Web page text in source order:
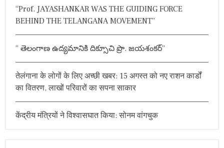
H
H
“Prof. JAYASHANKAR WAS THE GUIDING FORCE
BEHIND THE TELANGANA MOVEMENT”
” తెలంగాణ ఉద్యమానికి దిక్సూచి ప్రొ. జయశంకర్”
तेलंगाना के लोगों के लिए अच्छी खबर: 15 अगस्त को नए राशन कार्डों
का वितरण, लाखों परिवारों का सपना साकार
केंद्रीय मंत्रियों ने विश्वासघात किया: सोनम वांगचुक